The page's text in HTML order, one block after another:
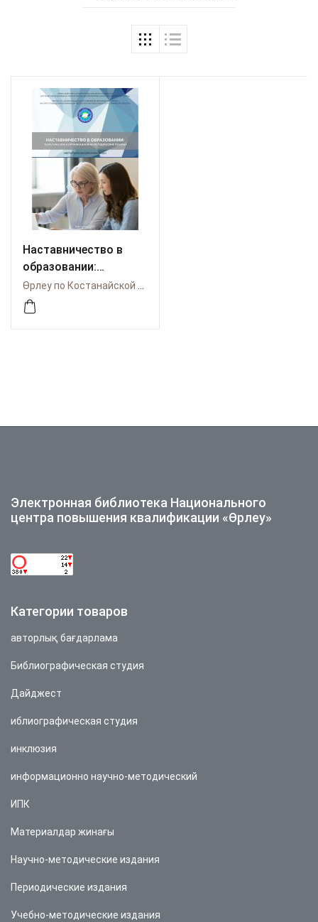
Наставничество в
образовании:
теоретические и
организационно­-
методические основы
Электронная библиотека Национального
центра повышения квалификации «Өрлеу»
Категории товаров
авторлық бағдарлама
Библиографическая студия
Дайджест
иблиографическая студия
инклюзия
информационно научно-методический
ИПК
Материалдар жинағы
Научно-методические издания
Периодические издания
Учебно-методические издания